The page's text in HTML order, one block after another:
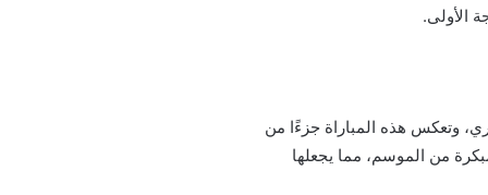
الأولى.
وتعكس هذه المباراة جزءًا من
من الموسم، مما يجعلها